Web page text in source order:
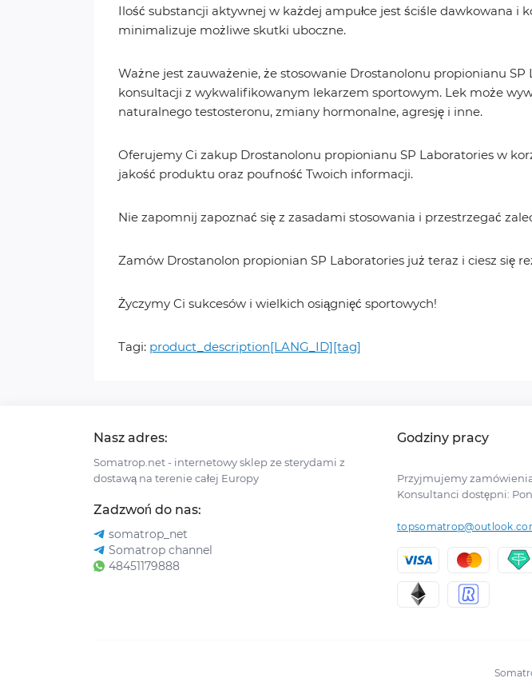
Ilość substancji aktywnej w każdej ampułce jest ściśle dawkowana
minimalizuje możliwe skutki uboczne.
Ważne jest zauważenie, że stosowanie Drostanolonu propionianu
konsultacji z wykwalifikowanym lekarzem sportowym. Lek może
naturalnego testosteronu, zmiany hormonalne, agresję i inne.
Oferujemy Ci zakup Drostanolonu propionianu SP Laboratories w
jakość produktu oraz poufność Twoich informacji.
Nie zapomnij zapoznać się z zasadami stosowania i przestrzegać
Zamów Drostanolon propionian SP Laboratories już teraz i ciesz się
Życzymy Ci sukcesów i wielkich osiągnięć sportowych!
Tagi: product_description[LANG_ID][tag]
Nasz adres:
Somatrop.net - internetowy sklep ze sterydami z
dostawą na terenie całej Europy
Zadzwoń do nas:
somatrop_net
Somatrop channel
48451179888
Godziny pracy
Przyjmujemy
Konsultanci dostępni: